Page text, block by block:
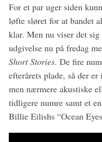
For et par uger siden
løfte sløret for at bandet
klar. Men nu viser det
udgivelse nu på fredag
Short Stories. De fire
efterårets plade, så der
men nærmere akustiske
tidligere numre samt et
Billie Eilishs “Ocean
f
o
r
: